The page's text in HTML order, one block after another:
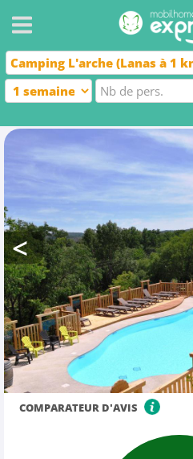
COMPARATEUR D'AVIS